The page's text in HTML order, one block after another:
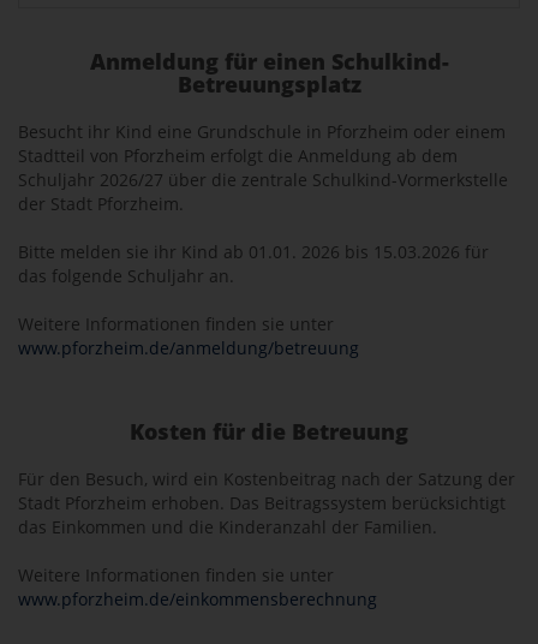
Anmeldung für einen Schulkind-
Betreuungsplatz
Besucht ihr Kind eine Grundschule in Pforzheim oder einem
Stadtteil von Pforzheim erfolgt die Anmeldung ab dem
Schuljahr 2026/27 über die zentrale Schulkind-Vormerkstelle
der Stadt Pforzheim.
Bitte melden sie ihr Kind ab 01.01. 2026 bis 15.03.2026 für
das folgende Schuljahr an.
Weitere Informationen finden sie unter
www.pforzheim.de/anmeldung/betreuung
Kosten für die Betreuung
Für den Besuch, wird ein Kostenbeitrag nach der Satzung der
Stadt Pforzheim erhoben. Das Beitragssystem berücksichtigt
das Einkommen und die Kinderanzahl der Familien.
Weitere Informationen finden sie unter
www.pforzheim.de/einkommensberechnung